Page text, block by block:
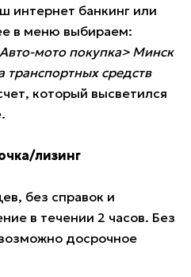
интернет банкинг или
в меню выбираем:
мото покупка> Минск
транспортных средств
который высветился
лизинг
без справок и
в течении 2 часов. Без
досрочное